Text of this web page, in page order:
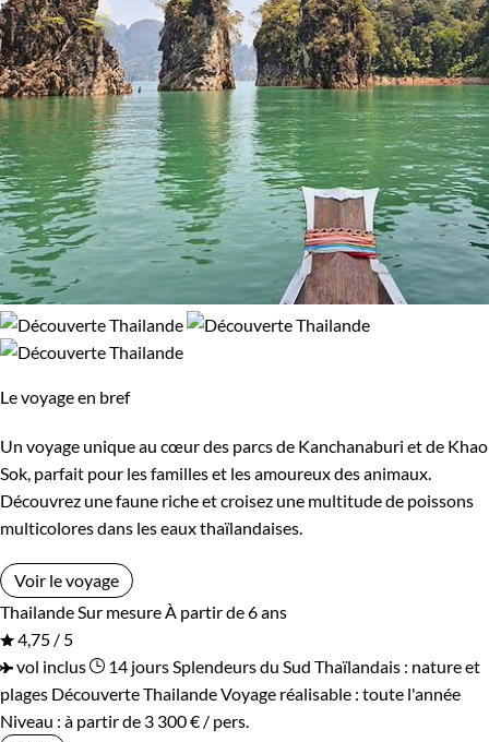
Le voyage en bref
Un voyage unique au cœur des parcs de Kanchanaburi et de Khao
Sok, parfait pour les familles et les amoureux des animaux.
Découvrez une faune riche et croisez une multitude de poissons
multicolores dans les eaux thaïlandaises.
Voir le voyage
Thailande Sur mesure À partir de 6 ans
4,75 / 5
vol inclus
14 jours Splendeurs du Sud Thaïlandais : nature et
plages Découverte ThailandeVoyage réalisable : toute l'année
Niveau : à partir de 3 300 € / pers.